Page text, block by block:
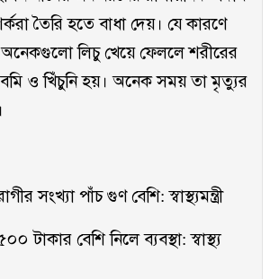
তৈরি হতে বাধা দেয়। যে কারণে
অনেকগুলো লিচু খেয়ে ফেললে শরীরের
ও খিঁচুনি হয়। অনেক সময় তা মৃত্যুর
সংখ্যা পাঁচ গুণ বেশি: স্বাস্থ্যমন্ত্রী
টাকার বেশি নিলে ব্যবস্থা: স্বাস্থ্য